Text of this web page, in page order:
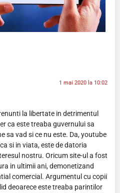
1 mai 2020 la 10:02
la libertate in detrimentul
ca este treaba guvernului sa
sa vad si ce nu este. Da, youtube
si in viata, este de datoria
nostru. Oricum site-ul a fost
in ultimii ani, demonetizand
comercial. Argumentul cu copii
deoarece este treaba parintilor